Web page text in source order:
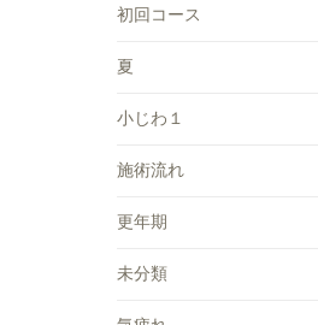
初回コース
夏
小じわ１
施術流れ
更年期
未分類